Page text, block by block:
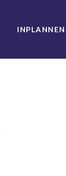
INPLANNEN